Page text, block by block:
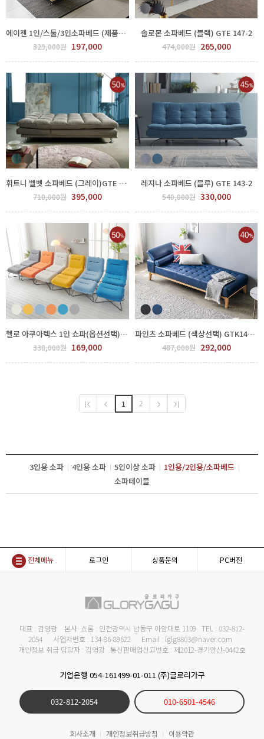
에이젠 1인/스툴/3인소파베드 (제품선택) GTK152-001
329,000원 197,000
솔로몬 소파베드 (블랙) GTE 147-2
474,000원 265,000
휘트니 벨벳 소파베드 (그레이)GTE 145-2
710,000원 395,000
레지나 소파베드 (블루) GTE 143-2
540,000원 330,000
헬로 아쿠아텍스 1인 쇼파(옵션선택) GGLO 550-159
338,000원 169,000
파인츠 소파베드 (색상선택) GTK144-001
487,000원 292,000
1 2
3인용 소파 4인용 소파 5인이상 소파
1인용/2인용/소파베드
소파테이블
전체메뉴 로그인 상품문의 PC버전
대표 : 김영광 본사·쇼룸 : 인천광역시 남동구 아암대로 1109 TEL : 032-812-
2054 사업자번호 : 134-86-89622 Email : lglg8803@naver.com
개인정보 취급 담당자 : 김영광 통신판매업신고번호 : 제2012-경기안산-0442호
기업은행 054-161499-01-011 (주)글로리가구
032-812-2054 010-6501-4546
회사소개 개인정보취급방침 이용약관